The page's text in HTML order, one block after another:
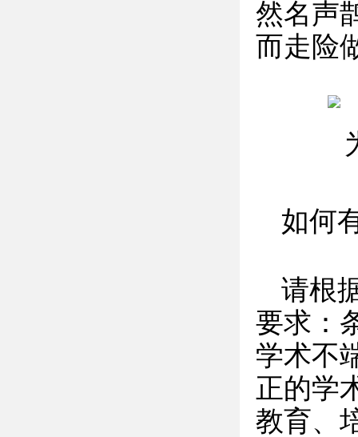
然名声
而走险
如何
请根
要求：
学术不
正的学
教育、